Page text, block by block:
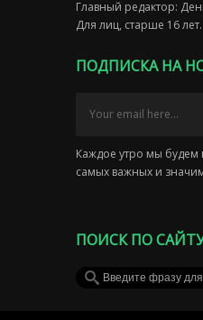
Главный редактор:
Для лиц, старше 16 лет.
ПОДПИСКА НА
Каждое утро мы
самых важных и
ПОИСК ПО